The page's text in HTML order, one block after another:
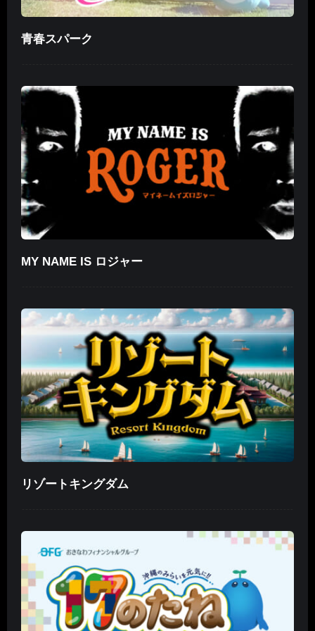
青春スパーク
MY NAME IS ロジャー
リゾートキングダム